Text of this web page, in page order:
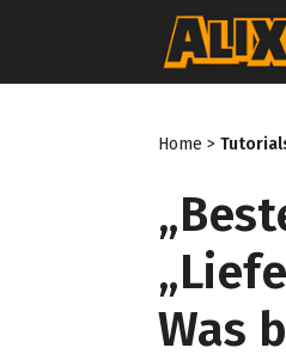
Home >
Was